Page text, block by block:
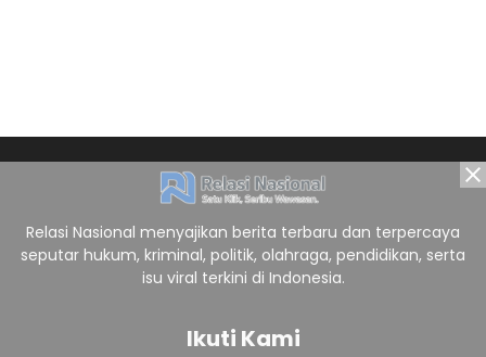
Relasi Nasional menyajikan berita terbaru dan terpercaya
seputar hukum, kriminal, politik, olahraga, pendidikan, serta
isu viral terkini di Indonesia.
Ikuti Kami